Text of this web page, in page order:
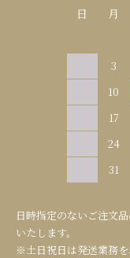
日
月
3
10
17
24
31
日時指定のないご注文
いたします。
※土日祝日は発送業務を